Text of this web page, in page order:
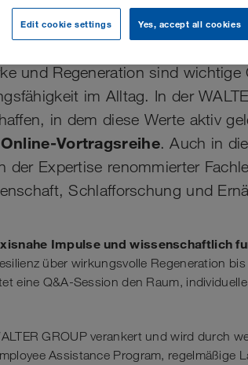
und Geist
und Regeneration sind wichtige
im Alltag. In der
in dem diese Werte aktiv
Online-Vortragsreihe. Auch in
der Expertise renommierter
Schlafforschung und
Impulse und wissenschaftlich
über wirkungsvolle Regeneration
eine Q&A-Session den Raum,
GROUP verankert und wird durch
Assistance Program, regelmäßige
Edit cookie settings Yes, accept all cookies